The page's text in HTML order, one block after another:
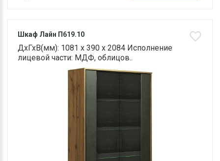
Шкаф Лайн П619.10
ДхГхВ(мм): 1081 х 390 х 2084 Исполнение
лицевой части: МДФ, облицов..